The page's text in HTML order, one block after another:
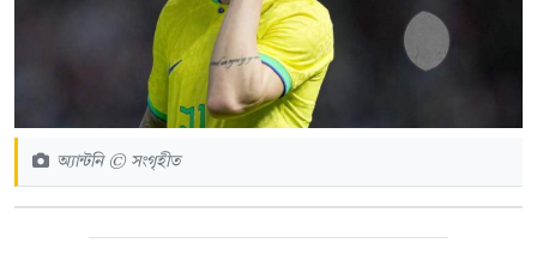
অ্যান্টনি © সংগৃহীত